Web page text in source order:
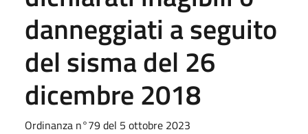
danneggiati a seguito
del sisma del 26
dicembre 2018
Ordinanza n°79 del 5 ottobre 2023